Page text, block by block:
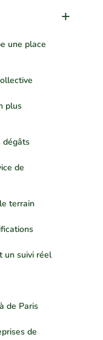
une place
plus
dégâts
de
terrain
un suivi réel
de Paris
de